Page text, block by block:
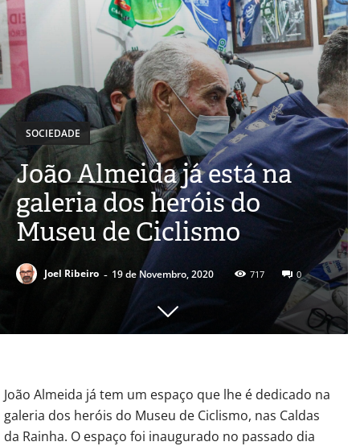
SOCIEDADE
João Almeida já está na
galeria dos heróis do
Museu de Ciclismo
Joel Ribeiro - 19 de Novembro, 2020 717 0
João Almeida já tem um espaço que lhe é dedicado na
galeria dos heróis do Museu de Ciclismo, nas Caldas
da Rainha. O espaço foi inaugurado no passado dia